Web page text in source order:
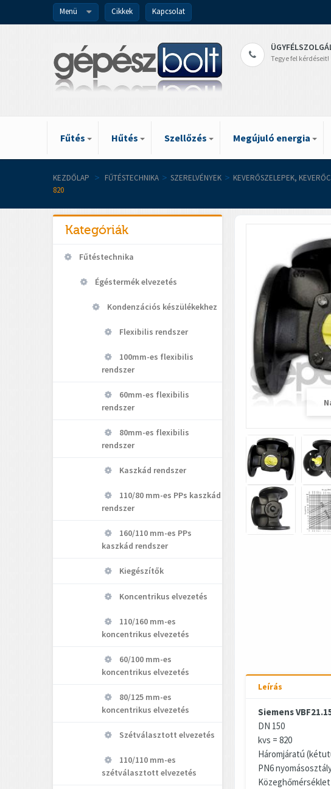
Menü Cikkek Kapcsolat
Tegye fel kérdéseit!
Fűtés Hűtés Szellőzés Megújuló energia
KEZDŐLAP > FŰTÉSTECHNIKA > SZERELVÉNYEK > KEVERŐSZELEPEK,
820
Kategóriák
Fűtéstechnika
Égéstermék elvezetés
Kondenzációs készülékekhez
Flexibilis rendszer
100mm-es flexibilis
rendszer
60mm-es flexibilis
rendszer
80mm-es flexibilis
rendszer
Kaszkád rendszer
110/80 mm-es PPs kaszkád
rendszer
160/110 mm-es PPs
kaszkád rendszer
Kiegészítők
Koncentrikus elvezetés
110/160 mm-es
koncentrikus elvezetés
60/100 mm-es
koncentrikus elvezetés
80/125 mm-es
koncentrikus elvezetés
Szétválasztott elvezetés
110/110 mm-es
szétválasztott elvezetés
Leírás
Siemens
DN 150
kvs = 820
Háromjáratú
PN6
Közeghőmérséklet